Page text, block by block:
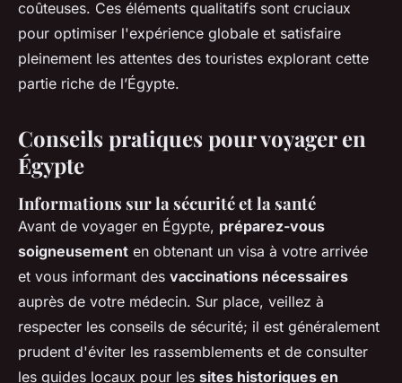
coûteuses. Ces éléments qualitatifs sont cruciaux
pour optimiser l'expérience globale et satisfaire
pleinement les attentes des touristes explorant cette
partie riche de l’Égypte.
Conseils pratiques pour voyager en
Égypte
Informations sur la sécurité et la santé
Avant de voyager en Égypte, préparez-vous
soigneusement en obtenant un visa à votre arrivée
et vous informant des vaccinations nécessaires
auprès de votre médecin. Sur place, veillez à
respecter les conseils de sécurité; il est généralement
prudent d'éviter les rassemblements et de consulter
les guides locaux pour les sites historiques en